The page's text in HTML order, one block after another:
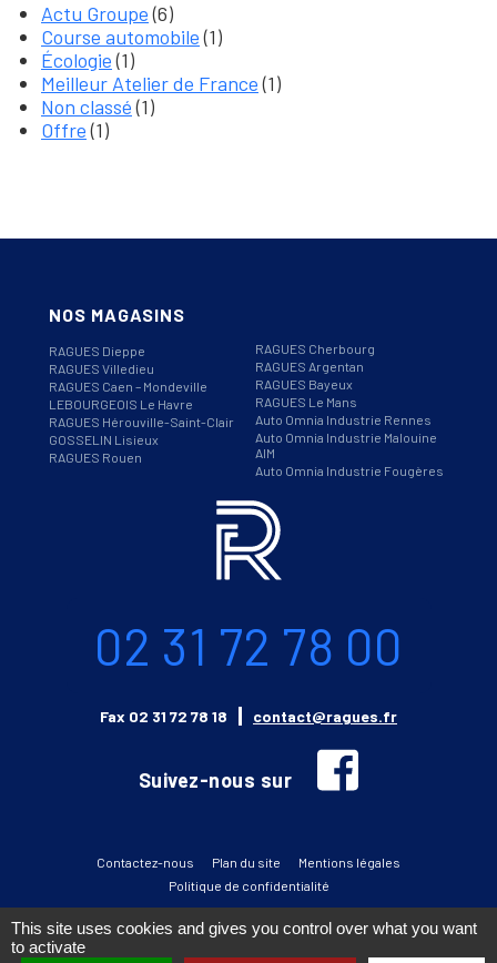
Actu Groupe(6)
Course automobile(1)
Écologie(1)
Meilleur Atelier de France(1)
Non classé(1)
Offre(1)
NOS MAGASINS
RAGUES Dieppe
RAGUES Villedieu
RAGUES Caen – Mondeville
LEBOURGEOIS Le Havre
RAGUES Hérouville-Saint-Clair
GOSSELIN Lisieux
RAGUES Rouen
RAGUES Cherbourg
RAGUES Argentan
RAGUES Bayeux
RAGUES Le Mans
Auto Omnia Industrie Rennes
Auto Omnia Industrie Malouine
AIM
Auto Omnia Industrie Fougères
02 31 72 78 00
Fax 02 31 72 78 18 Emailcontact@ragues.fr
Suivez-nous sur
facebook
Contactez-nous Plan du site
Mentions légales
Politique de confidentialité
This site uses cookies and gives you control over what you want
to activate